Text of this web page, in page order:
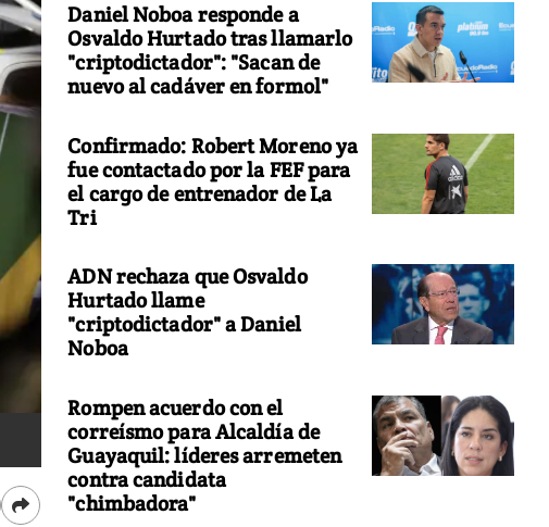
Daniel Noboa responde a
Osvaldo Hurtado tras llamarlo
"criptodictador": "Sacan de
nuevo al cadáver en formol"
Confirmado: Robert Moreno ya
fue contactado por la FEF para
el cargo de entrenador de La
Tri
ADN rechaza que Osvaldo
Hurtado llame
"criptodictador" a Daniel
Noboa
Rompen acuerdo con el
correísmo para Alcaldía de
Guayaquil: líderes arremeten
contra candidata
"chimbadora"